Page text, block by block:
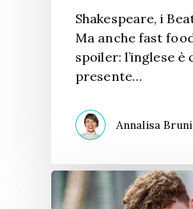
Shakespeare, i
Ma anche fast
spoiler: l’inglese è
presente…
Annalisa Bruni